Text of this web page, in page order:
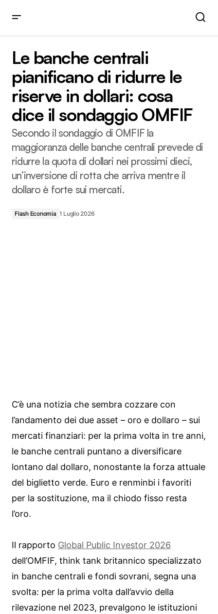
cosa dice il sondaggio OMFIF
Le banche centrali
pianificano di ridurre le
riserve in dollari: cosa
dice il sondaggio OMFIF
Secondo il sondaggio di OMFIF la
maggioranza delle banche centrali prevede di
ridurre la quota di dollari nei prossimi dieci,
un’inversione di rotta che arriva mentre il
dollaro è forte sui mercati.
Flash Economia 1 Luglio 2026
C’è una notizia che sembra cozzare con
l’andamento dei due asset – oro e dollaro – sui
mercati finanziari: per la prima volta in tre anni,
le banche centrali puntano a diversificare
lontano dal dollaro, nonostante la forza attuale
del biglietto verde. Euro e renminbi i favoriti
per la sostituzione, ma il chiodo fisso resta
l’oro.
Il rapporto Global Public Investor 2026
dell’OMFIF, think tank britannico specializzato
in banche centrali e fondi sovrani, segna una
svolta: per la prima volta dall’avvio della
rilevazione nel 2023, prevalgono le istituzioni